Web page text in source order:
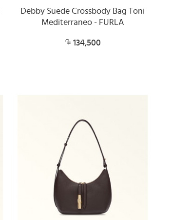
Debby Suede Crossbody Bag Toni
Mediterraneo - FURLA
134,500